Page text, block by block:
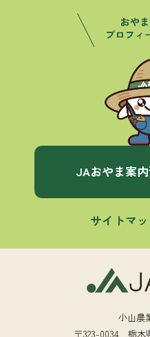
JAおやま案
サイトマ
小山農
〒323-0034 栃木